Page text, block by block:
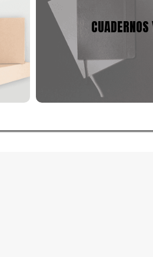
tu
Tenemos mas de 10
cuadernos y agendas,
presupuesto y a la
tamaños, cantidad